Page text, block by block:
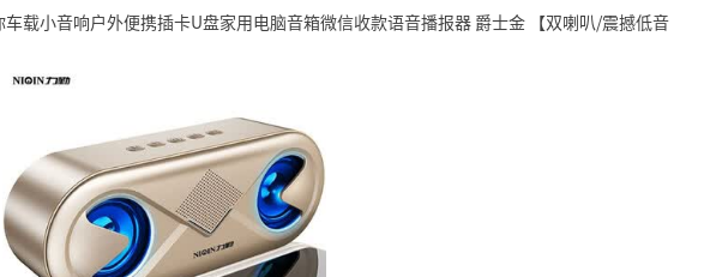
载小音响户外便携插卡U盘家用电脑音箱微信收款语音播报器 爵士金 【双喇叭/震撼低音